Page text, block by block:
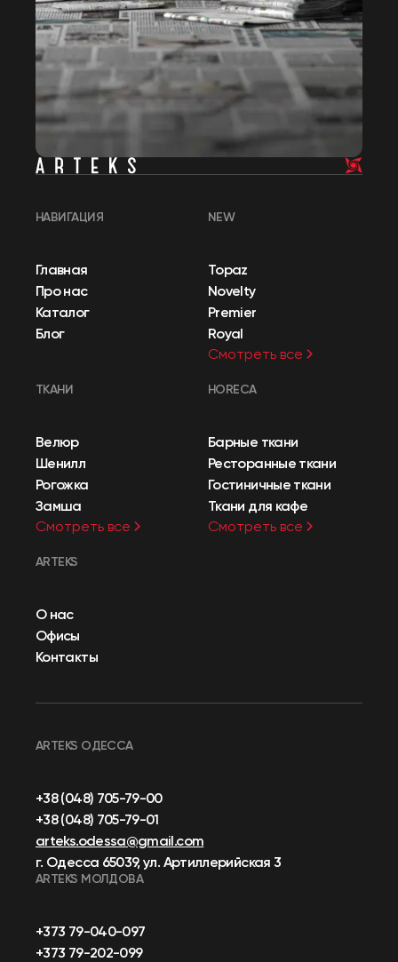
НАВИГАЦИЯ
Главная
Про нас
Каталог
Блог
NEW
Topaz
Novelty
Premier
Royal
Смотреть все
ТКАНИ
Велюр
Шенилл
Рогожка
Замша
Смотреть все
HORECA
Барные ткани
Ресторанные ткани
Гостиничные ткани
Ткани для кафе
Смотреть все
ARTEKS
О нас
Офисы
Контакты
ARTEKS ОДЕССА
+38 (048) 705-79-00
+38 (048) 705-79-01
arteks.odessa@gmail.com
г. Одесса 65039, ул. Артиллерийская 3
ARTEKS МОЛДОВА
+373 79-040-097
+373 79-202-099